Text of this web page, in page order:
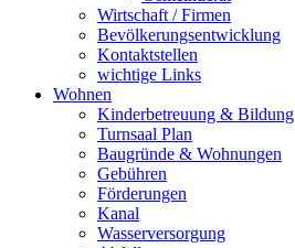
Wirtschaft / Firmen
Bevölkerungsentwicklung
Kontaktstellen
wichtige Links
Wohnen
Kinderbetreuung & Bildung
Turnsaal Plan
Baugründe & Wohnungen
Gebühren
Förderungen
Kanal
Wasserversorgung